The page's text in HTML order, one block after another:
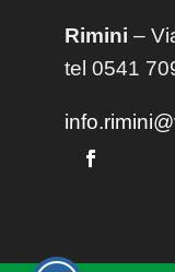
Rimini –
tel 0541